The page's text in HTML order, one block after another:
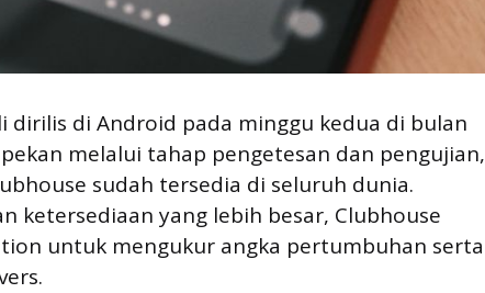
dirilis di Android pada minggu kedua di bulan
melalui tahap pengetesan dan pengujian,
sudah tersedia di seluruh dunia.
ketersediaan yang lebih besar, Clubhouse
untuk mengukur angka pertumbuhan serta